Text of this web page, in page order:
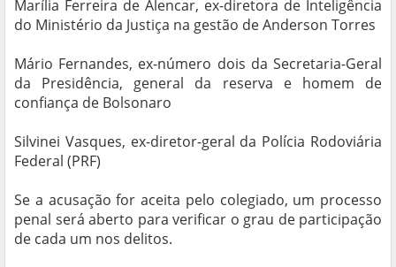
Marília Ferreira de Alencar, ex-diretora de Inteligência
do Ministério da Justiça na gestão de Anderson Torres
Mário Fernandes, ex-número dois da Secretaria-Geral
da Presidência, general da reserva e homem de
confiança de Bolsonaro
Silvinei Vasques, ex-diretor-geral da Polícia Rodoviária
Federal (PRF)
Se a acusação for aceita pelo colegiado, um processo
penal será aberto para verificar o grau de participação
de cada um nos delitos.